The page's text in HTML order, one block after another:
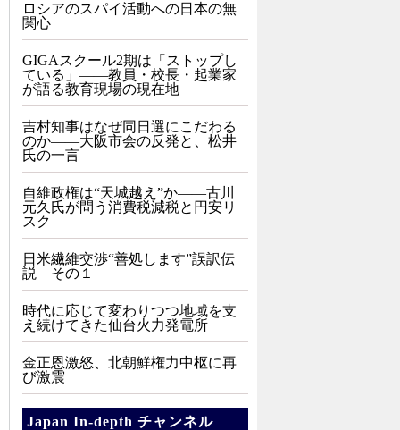
ロシアのスパイ活動への日本の無
関心
GIGAスクール2期は「ストップし
ている」——教員・校長・起業家
が語る教育現場の現在地
吉村知事はなぜ同日選にこだわる
のか――大阪市会の反発と、松井
氏の一言
自維政権は“天城越え”か――古川
元久氏が問う消費税減税と円安リ
スク
日米繊維交渉“善処します”誤訳伝
説 その１
時代に応じて変わりつつ地域を支
え続けてきた仙台火力発電所
金正恩激怒、北朝鮮権力中枢に再
び激震
Japan In-depth チャンネル